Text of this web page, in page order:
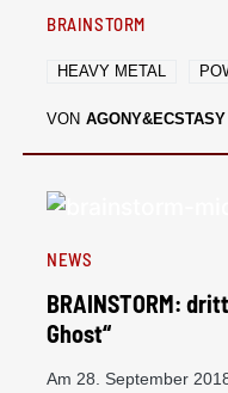
BRAINSTORM
HEAVY METAL
VON AGONY&ECSTASY
NEWS
BRAINSTORM:
Ghost“
Am 28. September